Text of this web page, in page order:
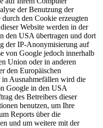
der Benutzung der
den Cookie erzeugten
Website werden in der
den USA übertragen und dort
der IP-Anonymisierung auf
von Google jedoch innerhalb
Union oder in anderen
den Europäischen
Ausnahmefällen wird die
Google in den USA
des Betreibers dieser
benutzen, um Ihre
Reports über die
und um weitere mit der